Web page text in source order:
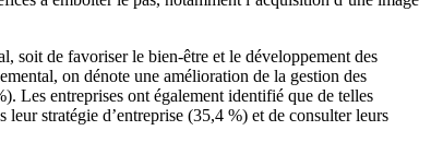
soit de favoriser le bien-être et le développement des
on dénote une amélioration de la gestion des
Les entreprises ont également identifié que de telles
stratégie d’entreprise (35,4 %) et de consulter leurs